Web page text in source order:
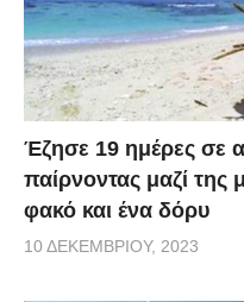
Έζησε 19 ημέρες σε
παίρνοντας μαζί της
φακό και ένα δόρυ
10 ΔΕΚΕΜΒΡΊΟΥ, 2023